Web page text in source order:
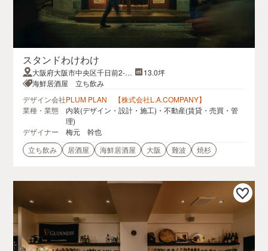
スタンドわけわけ
大阪府大阪市中央区千日前2-1-
9
13.0坪
海鮮居酒屋 立ち飲み
デザイン会社PLUM PLAN 【株式会社L.A.COMPANY】
業種・業態
内装(デザイン・設計・施工)・不動産(賃貸・売買・管
理)
デザイナー
梅元 幹也
立ち飲み
居酒屋 海鮮居酒屋 大阪 難波 焼杉